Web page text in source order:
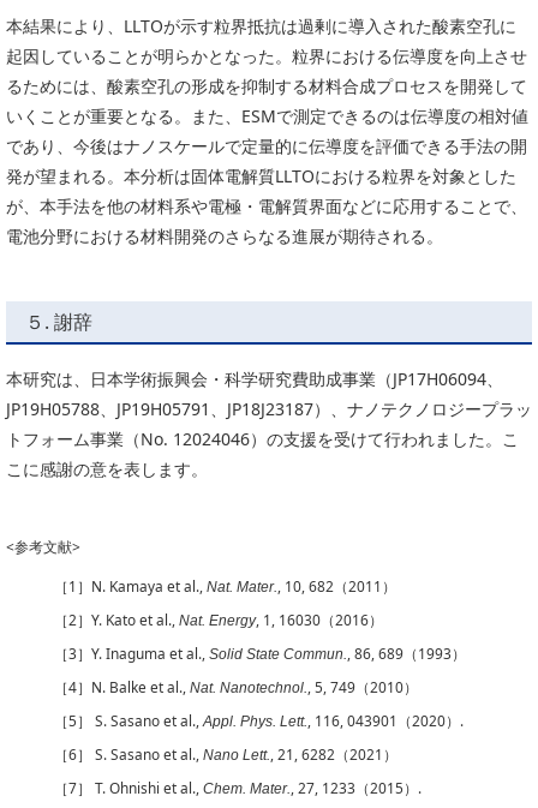
本結果により、LLTOが示す粒界抵抗は過剰に導入された酸素空孔に
起因していることが明らかとなった。粒界における伝導度を向上させ
るためには、酸素空孔の形成を抑制する材料合成プロセスを開発して
いくことが重要となる。また、ESMで測定できるのは伝導度の相対値
であり、今後はナノスケールで定量的に伝導度を評価できる手法の開
発が望まれる。本分析は固体電解質LLTOにおける粒界を対象とした
が、本手法を他の材料系や電極・電解質界面などに応用することで、
電池分野における材料開発のさらなる進展が期待される。
５. 謝辞
本研究は、日本学術振興会・科学研究費助成事業（JP17H06094、
JP19H05788、JP19H05791、JP18J23187）、ナノテクノロジープラッ
トフォーム事業（No. 12024046）の支援を受けて行われました。こ
こに感謝の意を表します。
<参考文献>
［1］N. Kamaya et al., Nat. Mater. , 10, 682（2011）
［2］Y. Kato et al., Nat. Energy, 1, 16030（2016）
［3］Y. Inaguma et al., Solid State Commun.
, 86, 689（1993）
［4］N. Balke et al., Nat. Nanotechnol.
, 5, 749（2010）
［5］ S. Sasano et al., Appl. Phys. Lett.
, 116, 043901（2020）.
［6］ S. Sasano et al., Nano Lett.
, 21, 6282（2021）
［7］ T. Ohnishi et al., Chem. Mater.
, 27, 1233（2015）.